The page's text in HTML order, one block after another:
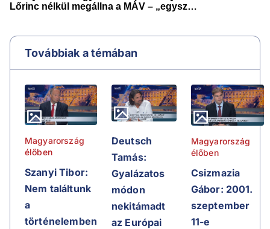
Továbbiak a témában
Magyarország
élőben
Szanyi Tibor:
Nem találtunk
a
történelemben
Deutsch
Tamás:
Gyalázatos
módon
nekitámadt
az Európai
Magyarország
élőben
Csizmazia
Gábor: 2001.
szeptember
11-e